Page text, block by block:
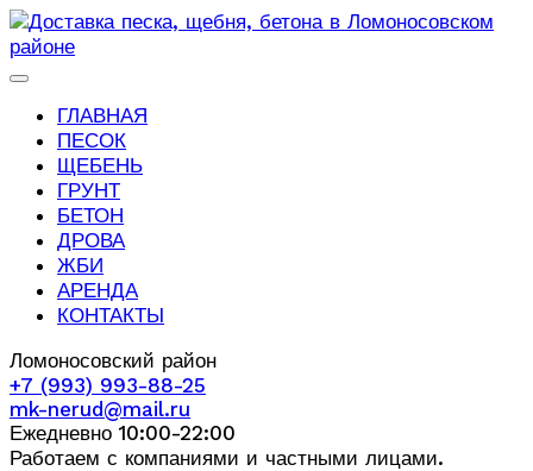
ГЛАВНАЯ
ПЕСОК
ЩЕБЕНЬ
ГРУНТ
БЕТОН
ДРОВА
ЖБИ
АРЕНДА
КОНТАКТЫ
Ломоносовский район
+7 (993) 993-88-25
mk-nerud@mail.ru
Ежедневно 10:00-22:00
Работаем с компаниями и частными лицами.